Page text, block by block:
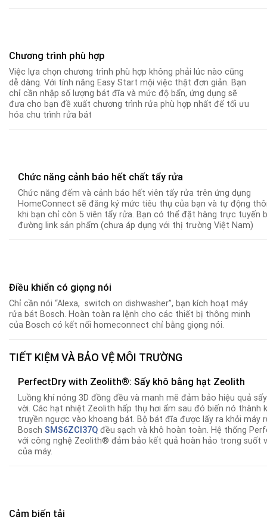
Chương trình phù hợp
Việc lựa chọn chương trình phù hợp không phải lúc nào cũng
dễ dàng. Với tính năng Easy Start mội việc thật đơn giản. Bạn
chỉ cần nhập số lượng bát đĩa và mức độ bẩn, ứng dụng sẽ
đưa cho bạn đề xuất chương trình rửa phù hợp nhất để tối ưu
hóa chu trình rửa bát
Chức năng cảnh báo hết chất tẩy rửa
Chức năng đếm và cảnh báo hết viên tẩy rửa trên ứng dụng
HomeConnect sẽ đăng ký mức tiêu thụ của bạn và tự động
khi bạn chỉ còn 5 viên tẩy rửa. Bạn có thể đặt hàng trực tuyến
đường link sản phẩm (chưa áp dụng với thị trường Việt Nam)
Điều khiển có giọng nói
Chỉ cần nói “Alexa, switch on dishwasher”, bạn kích hoạt máy
rửa bát Bosch. Hoàn toàn ra lệnh cho các thiết bị thông minh
của Bosch có kết nối homeconnect chỉ bằng giọng nói.
TIẾT KIỆM VÀ BẢO VỆ MÔI TRƯỜNG
PerfectDry with Zeolith®: Sấy khô bằng hạt Zeolith
Luồng khí nóng 3D đồng đều và manh mẽ đảm bảo hiệu quả
vời. Các hạt nhiệt Zeolith hấp thụ hơi ẩm sau đó biến nó thành
truyền ngược vào khoang bát. Bộ bát đĩa được lấy ra khỏi máy
BoschSMS6ZCI37Q đều sạch và khô hoàn toàn. Hệ thống
với công nghệ Zeolith® đảm bảo kết quả hoàn hảo trong suốt
của máy.
Cảm biến tải